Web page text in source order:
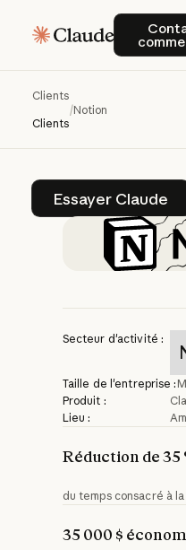
Clients
Clients
/Notion
Notion
espaces
plus
Claude
Essayer Claude
Essayer
Secteur d'activité :
Taille de l'entreprise :
Produit :
Lieu :
Réduction de 35
du temps consacré à
35 000 $